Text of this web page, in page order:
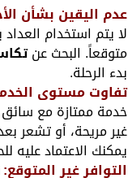
عدم اليقين بشأن
لا يتم استخدام
متوقعاً. البحث عن
بدء الرحلة.
تفاوت مستوى
خدمة ممتازة مع سائق
غير مريحة، أو تشعر
يمكنك الاعتماد
التوافر غير المتوقع: